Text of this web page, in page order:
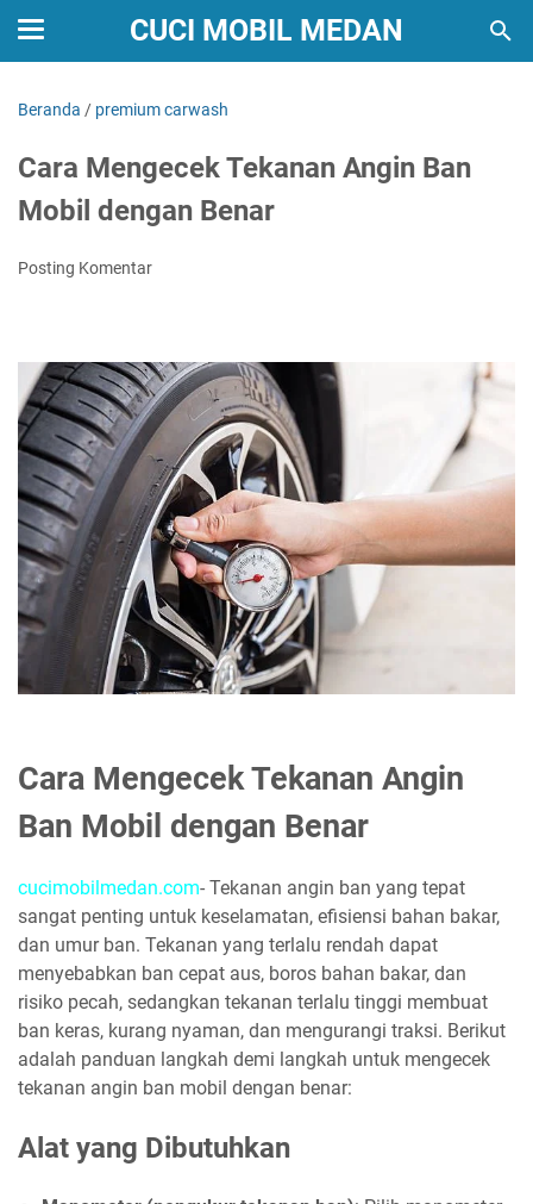
CUCI MOBIL MEDAN
Beranda / premium carwash
Cara Mengecek Tekanan Angin Ban
Mobil dengan Benar
Posting Komentar
Cara Mengecek Tekanan Angin
Ban Mobil dengan Benar
cucimobilmedan.com- Tekanan angin ban yang tepat
sangat penting untuk keselamatan, efisiensi bahan bakar,
dan umur ban. Tekanan yang terlalu rendah dapat
menyebabkan ban cepat aus, boros bahan bakar, dan
risiko pecah, sedangkan tekanan terlalu tinggi membuat
ban keras, kurang nyaman, dan mengurangi traksi. Berikut
adalah panduan langkah demi langkah untuk mengecek
tekanan angin ban mobil dengan benar:
Alat yang Dibutuhkan